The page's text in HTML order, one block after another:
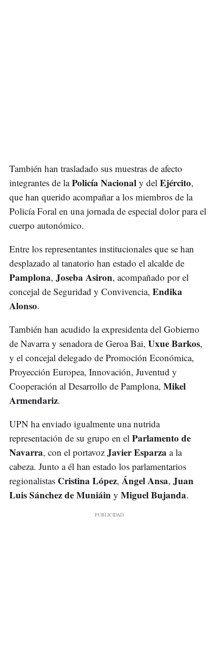
También han trasladado sus muestras de afecto
integrantes de laPolicía Nacional y del Ejército,
que han querido acompañar a los miembros de la
Policía Foral en una jornada de especial dolor para el
cuerpo autonómico.
Entre los representantes institucionales que se han
desplazado al tanatorio han estado el alcalde de
Pamplona, Joseba Asiron, acompañado por el
concejal de Seguridad y Convivencia, Endika
Alonso.
También han acudido la expresidenta del Gobierno
de Navarra y senadora de Geroa Bai, Uxue Barkos,
y el concejal delegado de Promoción Económica,
Proyección Europea, Innovación, Juventud y
Cooperación al Desarrollo de Pamplona, Mikel
Armendariz.
UPN ha enviado igualmente una nutrida
representación de su grupo en el Parlamento de
Navarra, con el portavoz Javier Esparza a la
cabeza. Junto a él han estado los parlamentarios
regionalistas Cristina López, Ángel Ansa, Juan
Luis Sánchez de Muniáin y Miguel Bujanda.